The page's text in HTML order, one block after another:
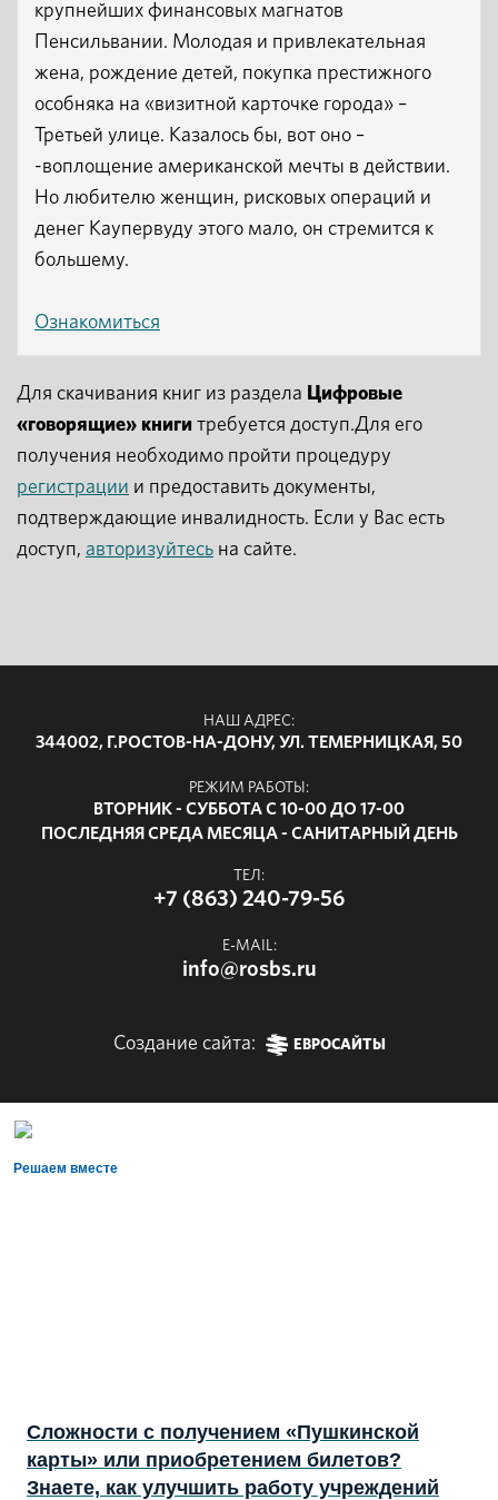
крупнейших финансовых магнатов
Пенсильвании. Молодая и привлекательная
жена, рождение детей, покупка престижного
особняка на «визитной карточке города» –
Третьей улице. Казалось бы, вот оно –
-воплощение американской мечты в действии.
Но любителю женщин, рисковых операций и
денег Каупервуду этого мало, он стремится к
большему.
Ознакомиться
Для скачивания книг из раздела Цифровые
«говорящие» книги требуется доступ.Для его
получения необходимо пройти процедуру
регистрации и предоставить документы,
подтверждающие инвалидность. Если у Вас есть
доступ, авторизуйтесь на сайте.
НАШ АДРЕС:
344002, Г.РОСТОВ-НА-ДОНУ, УЛ. ТЕМЕРНИЦКАЯ, 50
РЕЖИМ РАБОТЫ:
ВТОРНИК - СУББОТА С 10-00 ДО 17-00
ПОСЛЕДНЯЯ СРЕДА МЕСЯЦА - САНИТАРНЫЙ ДЕНЬ
ТЕЛ:
+7 (863) 240-79-56
E-MAIL:
info@rosbs.ru
Создание сайта: ЕВРОСАЙТЫ
Решаем вместе
Сложности с получением «Пушкинской
карты» или приобретением билетов?
Знаете, как улучшить работу учреждений